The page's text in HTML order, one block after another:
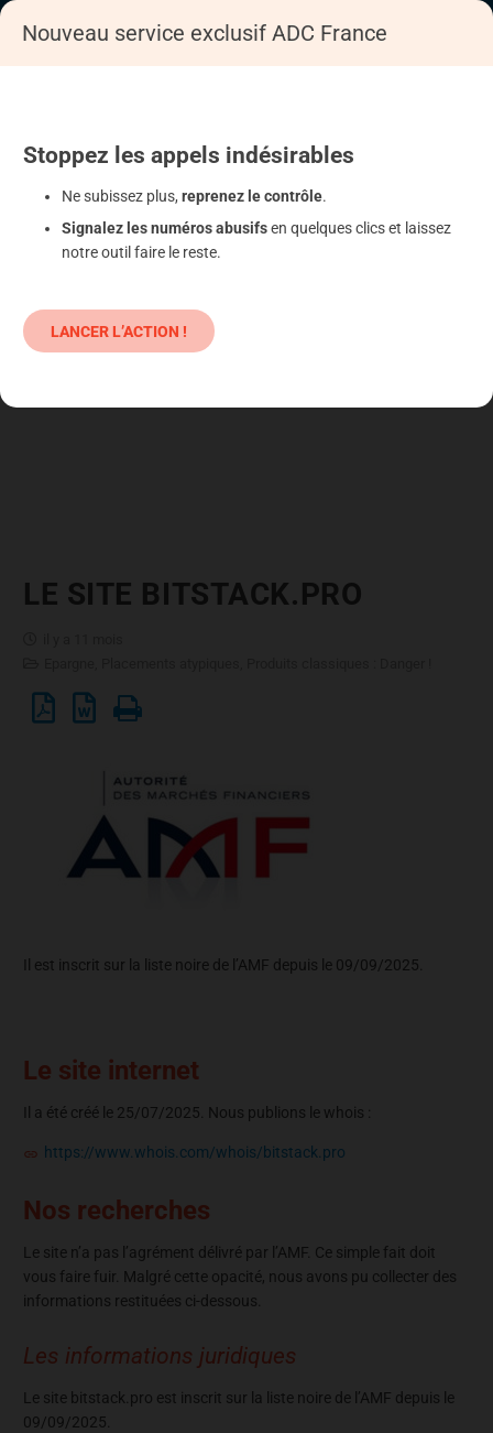
LE SITE BITSTACK.PRO
Il est inscrit sur la liste noire de l’AMF depuis le 09/09/2025.
Le site internet
Il a été créé le 25/07/2025. Nous publions le whois :
https://www.whois.com/whois/bitstack.pro
Nos recherches
Le site n’a pas l’agrément délivré par l’AMF. Ce simple fait doit
vous faire fuir. Malgré cette opacité, nous avons pu collecter des
informations restituées ci-dessous.
Les informations juridiques
Le site bitstack.pro est inscrit sur la liste noire de l’AMF depuis le
09/09/2025.
Nouveau service exclusif ADC France
Stoppez les appels indésirables
Ne subissez plus, reprenez le contrôle.
Signalez les numéros abusifsen quelques clics et laissez
notre outil faire le reste.
LANCER L’ACTION !